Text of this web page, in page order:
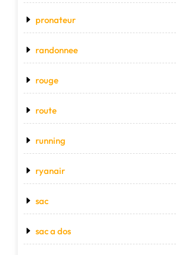
pronateur
randonnee
rouge
route
running
ryanair
sac
sac a dos